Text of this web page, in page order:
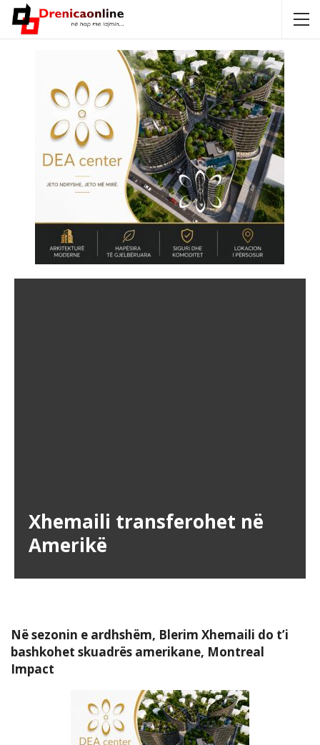
Xhemaili transferohet në
Amerikë
Në sezonin e ardhshëm, Blerim Xhemaili do t’i
bashkohet skuadrës amerikane, Montreal
Impact